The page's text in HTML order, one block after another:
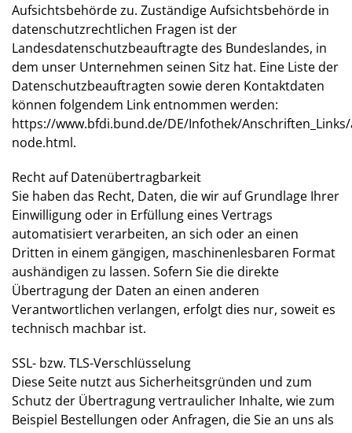
Aufsichtsbehörde zu. Zuständige Aufsichtsbehörde in
datenschutzrechtlichen Fragen ist der
Landesdatenschutzbeauftragte des Bundeslandes, in
dem unser Unternehmen seinen Sitz hat. Eine Liste der
Datenschutzbeauftragten sowie deren Kontaktdaten
können folgendem Link entnommen werden:
https://www.bfdi.bund.de/DE/Infothek/
node.html.
Recht auf Datenübertragbarkeit
Sie haben das Recht, Daten, die wir auf Grundlage Ihrer
Einwilligung oder in Erfüllung eines Vertrags
automatisiert verarbeiten, an sich oder an einen
Dritten in einem gängigen, maschinenlesbaren Format
aushändigen zu lassen. Sofern Sie die direkte
Übertragung der Daten an einen anderen
Verantwortlichen verlangen, erfolgt dies nur, soweit es
technisch machbar ist.
SSL- bzw. TLS-Verschlüsselung
Diese Seite nutzt aus Sicherheitsgründen und zum
Schutz der Übertragung vertraulicher Inhalte, wie zum
Beispiel Bestellungen oder Anfragen, die Sie an uns als